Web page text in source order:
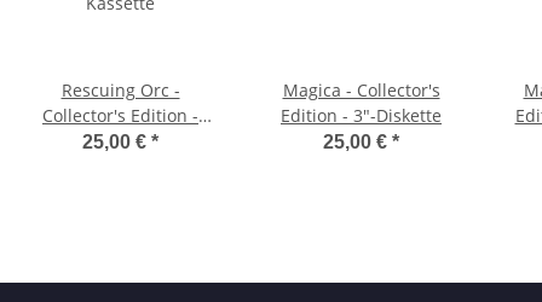
Rescuing Orc -
Collector's Edition -
Kassette
25,00 € *
Magica - Collector's
Edition - 3"-Diskette
25,00 € *